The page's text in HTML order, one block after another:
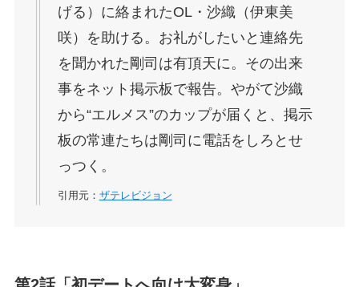
げる）に絡まれたOL・沙織（伊東美
咲）を助ける。お礼がしたいと連絡先
を聞かれた剛司は有頂天に。その出来
事をネット掲示板で報告。やがて沙織
から“エルメス”のカップが届くと、掲示
板の常連たちは剛司に電話をしろとせ
っつく。
引用元： ザテレビジョン